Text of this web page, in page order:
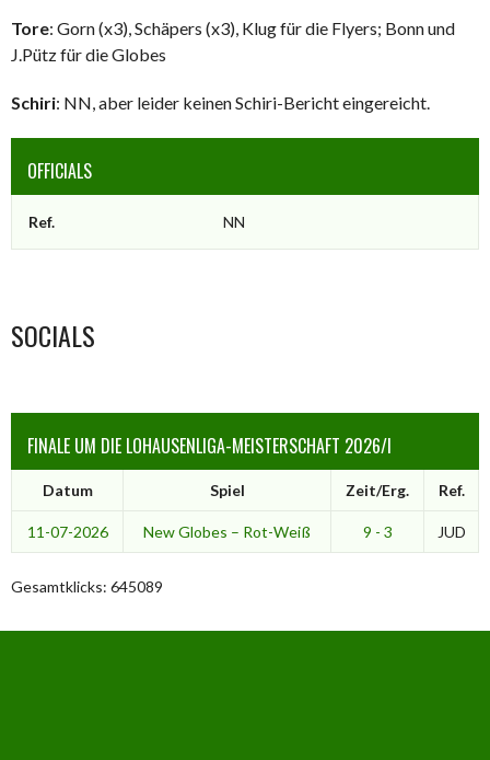
Tore: Gorn (x3), Schäpers (x3), Klug für die Flyers; Bonn und
J.Pütz für die Globes
Schiri: NN, aber leider keinen Schiri-Bericht eingereicht.
OFFICIALS
Ref. NN
SOCIALS
FINALE UM DIE LOHAUSENLIGA-MEISTERSCHAFT 2026/I
Datum Spiel Zeit/Erg. Ref.
11-07-2026 New Globes – Rot-Weiß 9 - 3 JUD
Gesamtklicks: 645089